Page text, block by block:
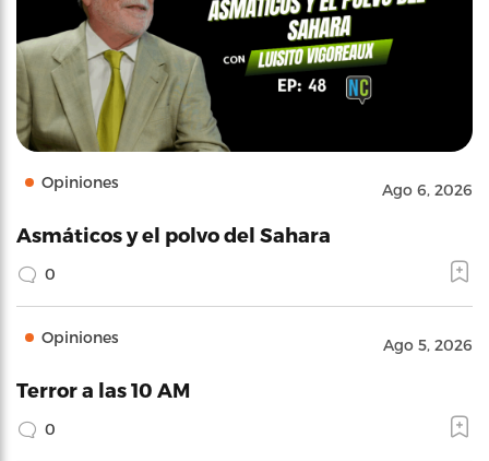
Opiniones Ago 6, 2026
Asmáticos y el polvo del Sahara
0
Opiniones Ago 5, 2026
Terror a las 10 AM
0